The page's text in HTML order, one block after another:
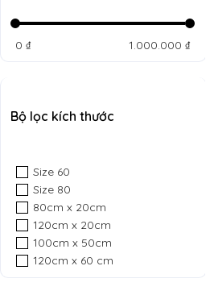
0 ₫ 1.000.000 ₫
Bộ lọc kích thước
Size 60
Size 80
80cm x 20cm
120cm x 20cm
100cm x 50cm
120cm x 60 cm